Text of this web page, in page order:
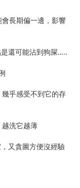
長期偏一邊，影響
還可能沾到狗屎…..
乎感受不到它的存
洗它越薄
又貪圖方便沒經驗